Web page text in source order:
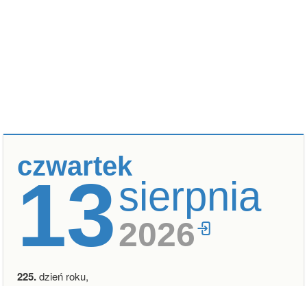
czwartek
13sierpnia
2026
225.dzień roku,